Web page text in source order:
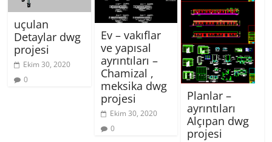
uçulan
Detaylar dwg
projesi
Ekim 30, 2020
0
Ev – vakıflar
ve yapısal
ayrıntıları –
Chamizal ,
meksika dwg
projesi
Ekim 30, 2020
0
Planlar –
ayrıntıları
Alçıpan dwg
projesi